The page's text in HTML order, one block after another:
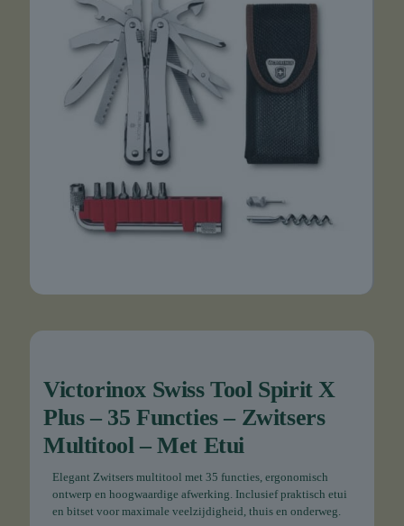
Victorinox Swiss Tool Spirit X
Plus – 35 Functies – Zwitsers
Multitool – Met Etui
Elegant Zwitsers multitool met 35 functies, ergonomisch
ontwerp en hoogwaardige afwerking. Inclusief praktisch etui
en bitset voor maximale veelzijdigheid, thuis en onderweg.